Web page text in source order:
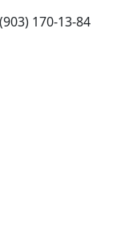
170-13-84